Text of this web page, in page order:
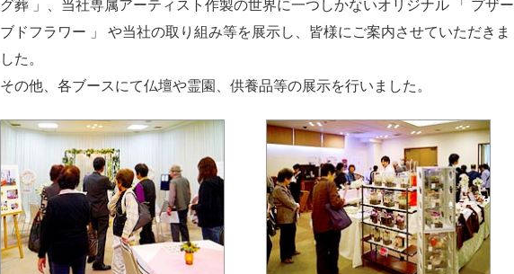
グ葬 」、当社専属アーティスト作製の世界に一つしかないオリジナル 「 プザー
ブドフラワー 」 や当社の取り組み等を展示し、皆様にご案内させていただきま
した。
その他、各ブースにて仏壇や霊園、供養品等の展示を行いました。